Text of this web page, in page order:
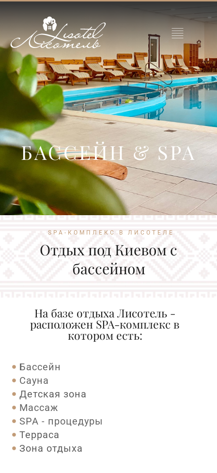
БАССЕЙН & SPA
SPA-КОМПЛЕКС В ЛИСОТЕЛЕ
Отдых под Киевом с
бассейном
На базе отдыха Лисотель -
расположен SPA-комплекс в
котором есть:
Бассейн
Сауна
Детская зона
Массаж
SPA - процедуры
Терраса
Зона отдыха